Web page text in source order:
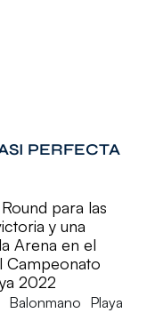
PERFECTA
para las
y una
Arena en el
Campeonato
2022
Playa